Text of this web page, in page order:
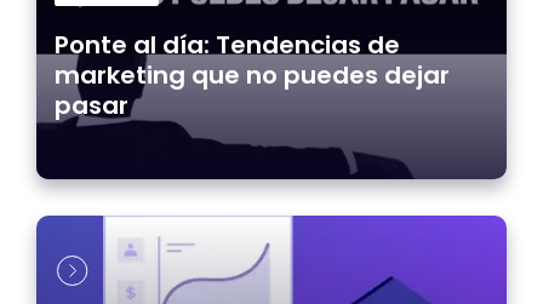
Ponte al día: Tendencias de
marketing que no puedes dejar
pasar